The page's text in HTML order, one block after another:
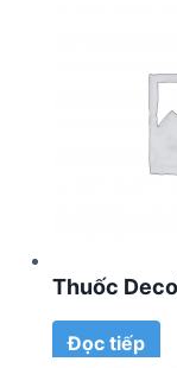
Thuốc
Đọc tiếp